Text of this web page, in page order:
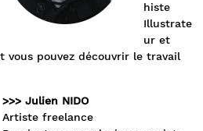
histe
Illustrate
ur et
pouvez découvrir le travail
>>> Julien NIDO
Artiste freelance